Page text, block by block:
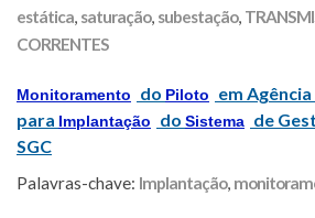
estática, saturação, subestação,
CORRENTES
Monitoramento do Piloto
em
para Implantação do Sistema de
SGC
Palavras-chave: Implantação,